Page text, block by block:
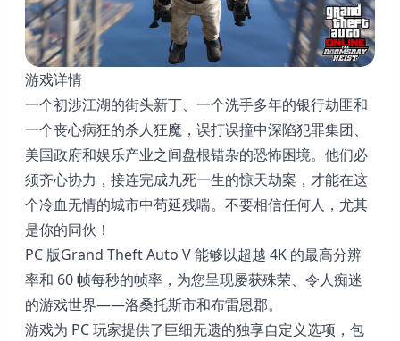
游戏详情
一个初涉江湖的街头新丁、一个洗手多年的银行劫匪和
一个丧心病狂的杀人狂魔，误打误撞中深陷犯罪集团、
美国政府和娱乐产业之间盘根错杂的恐怖困境。他们必
须齐心协力，接连完成九死一生的惊天劫案，才能在这
个冷血无情的城市中苟延残喘。不要相信任何人，尤其
是你的同伙！
PC 版Grand Theft Auto V 能够以超越 4K 的最高分辨
率和 60 帧每秒的帧率，为您呈现屡获殊荣、令人痴迷
的游戏世界——洛桑托斯市和布雷恩郡。
游戏为 PC 玩家提供了巨细无遗的独享自定义选项，包